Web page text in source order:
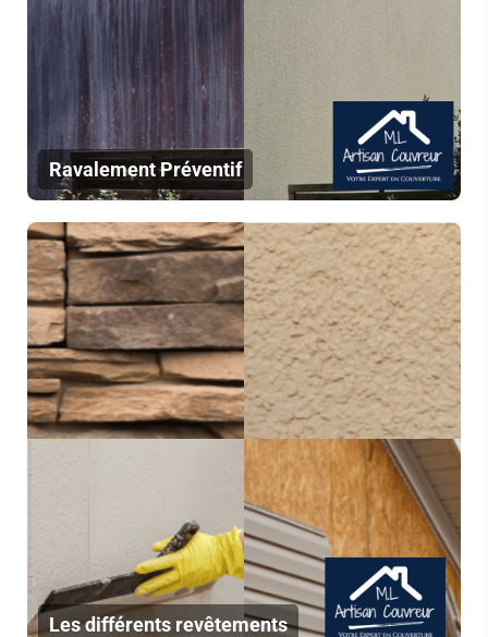
Ravalement Préventif
Les différents revêtements